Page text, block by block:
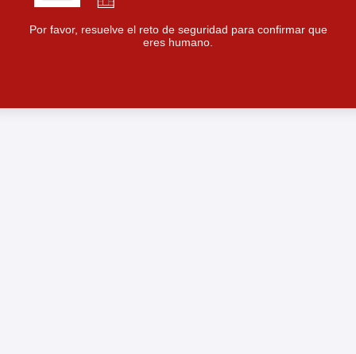
Por favor, resuelve el reto de seguridad para confirmar que
eres humano.